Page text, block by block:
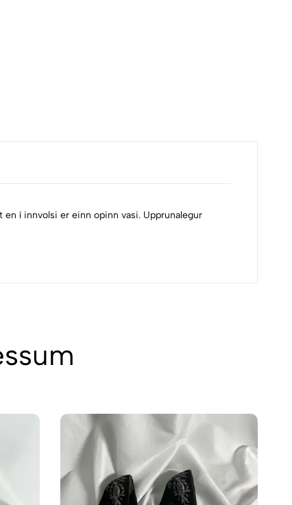
í innvolsi er einn opinn vasi. Upprunalegur